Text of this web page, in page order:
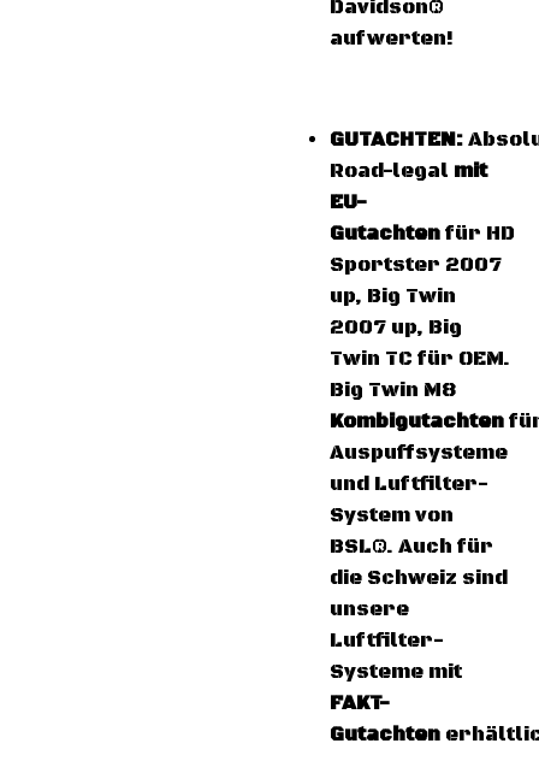
Davidson®
aufwerten!
GUTACHTEN:
Road-legal mit
EU-
Gutachtenfür HD
Sportster 2007
up, Big Twin
2007 up, Big
Twin TC für OEM.
Big Twin M8
Kombigutachten
Auspuffsysteme
und Luftfilter-
System von
BSL®. Auch für
die Schweiz sind
unsere
Luftfilter-
Systeme mit
FAKT-
Gutachten